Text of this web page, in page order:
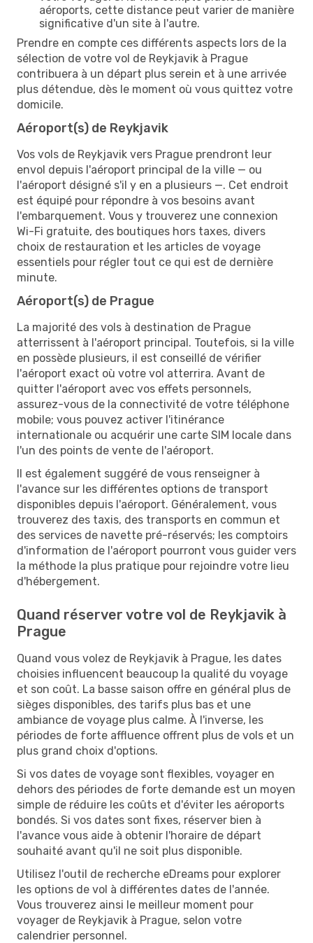
aéroports, cette distance peut varier de manière
significative d'un site à l'autre.
Prendre en compte ces différents aspects lors de la
sélection de votre vol de Reykjavik à Prague
contribuera à un départ plus serein et à une arrivée
plus détendue, dès le moment où vous quittez votre
domicile.
Aéroport(s) de Reykjavik
Vos vols de Reykjavik vers Prague prendront leur
envol depuis l'aéroport principal de la ville — ou
l'aéroport désigné s'il y en a plusieurs —. Cet endroit
est équipé pour répondre à vos besoins avant
l'embarquement. Vous y trouverez une connexion
Wi-Fi gratuite, des boutiques hors taxes, divers
choix de restauration et les articles de voyage
essentiels pour régler tout ce qui est de dernière
minute.
Aéroport(s) de Prague
La majorité des vols à destination de Prague
atterrissent à l'aéroport principal. Toutefois, si la ville
en possède plusieurs, il est conseillé de vérifier
l'aéroport exact où votre vol atterrira. Avant de
quitter l'aéroport avec vos effets personnels,
assurez-vous de la connectivité de votre téléphone
mobile; vous pouvez activer l'itinérance
internationale ou acquérir une carte SIM locale dans
l'un des points de vente de l'aéroport.
Il est également suggéré de vous renseigner à
l'avance sur les différentes options de transport
disponibles depuis l'aéroport. Généralement, vous
trouverez des taxis, des transports en commun et
des services de navette pré-réservés; les comptoirs
d'information de l'aéroport pourront vous guider vers
la méthode la plus pratique pour rejoindre votre lieu
d'hébergement.
Quand réserver votre vol de Reykjavik à
Prague
Quand vous volez de Reykjavik à Prague, les dates
choisies influencent beaucoup la qualité du voyage
et son coût. La basse saison offre en général plus de
sièges disponibles, des tarifs plus bas et une
ambiance de voyage plus calme. À l'inverse, les
périodes de forte affluence offrent plus de vols et un
plus grand choix d'options.
Si vos dates de voyage sont flexibles, voyager en
dehors des périodes de forte demande est un moyen
simple de réduire les coûts et d'éviter les aéroports
bondés. Si vos dates sont fixes, réserver bien à
l'avance vous aide à obtenir l'horaire de départ
souhaité avant qu'il ne soit plus disponible.
Utilisez l'outil de recherche eDreams pour explorer
les options de vol à différentes dates de l'année.
Vous trouverez ainsi le meilleur moment pour
voyager de Reykjavik à Prague, selon votre
calendrier personnel.